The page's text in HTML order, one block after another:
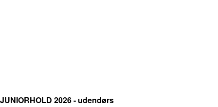
JUNIORHOLD 2026 - udendørs